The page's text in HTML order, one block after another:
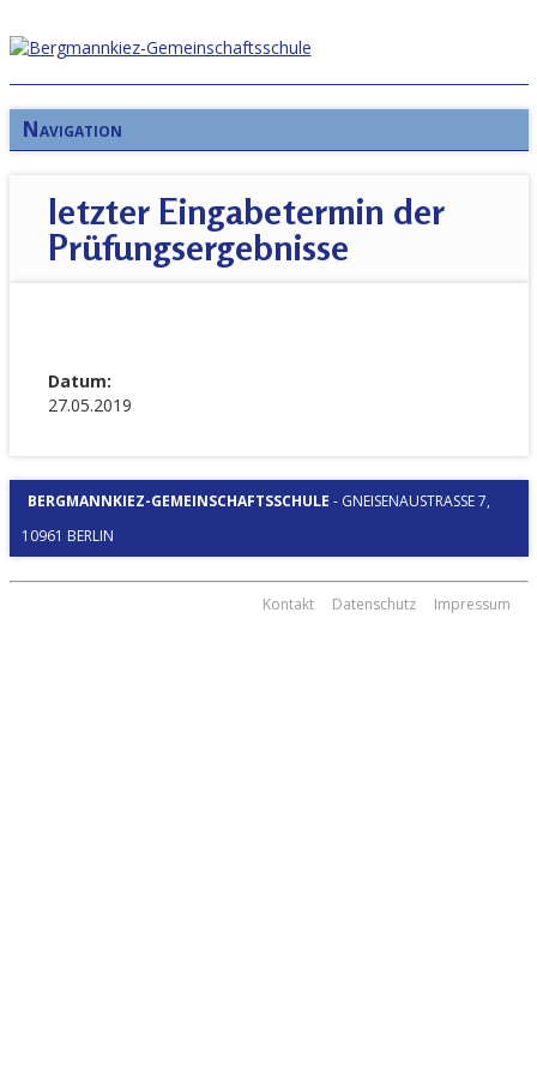
Navigation
letzter Eingabetermin der
Prüfungsergebnisse
Datum:
27.05.2019
BERGMANNKIEZ-GEMEINSCHAFTSSCHULE - GNEISENAUSTRASSE 7, 1
0961 BERLIN
Kontakt Datenschutz Impressum